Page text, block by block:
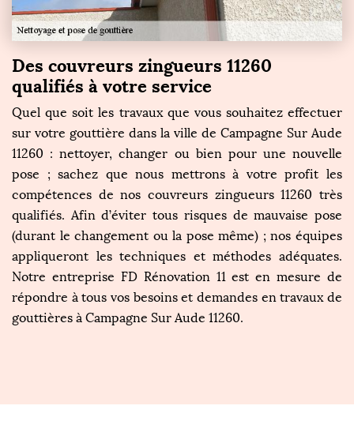
Des couvreurs zingueurs 11260
qualifiés à votre service
Quel que soit les travaux que vous souhaitez effectuer
sur votre gouttière dans la ville de Campagne Sur Aude
11260 : nettoyer, changer ou bien pour une nouvelle
pose ; sachez que nous mettrons à votre profit les
compétences de nos couvreurs zingueurs 11260 très
qualifiés. Afin d’éviter tous risques de mauvaise pose
(durant le changement ou la pose même) ; nos équipes
appliqueront les techniques et méthodes adéquates.
Notre entreprise FD Rénovation 11 est en mesure de
répondre à tous vos besoins et demandes en travaux de
gouttières à Campagne Sur Aude 11260.